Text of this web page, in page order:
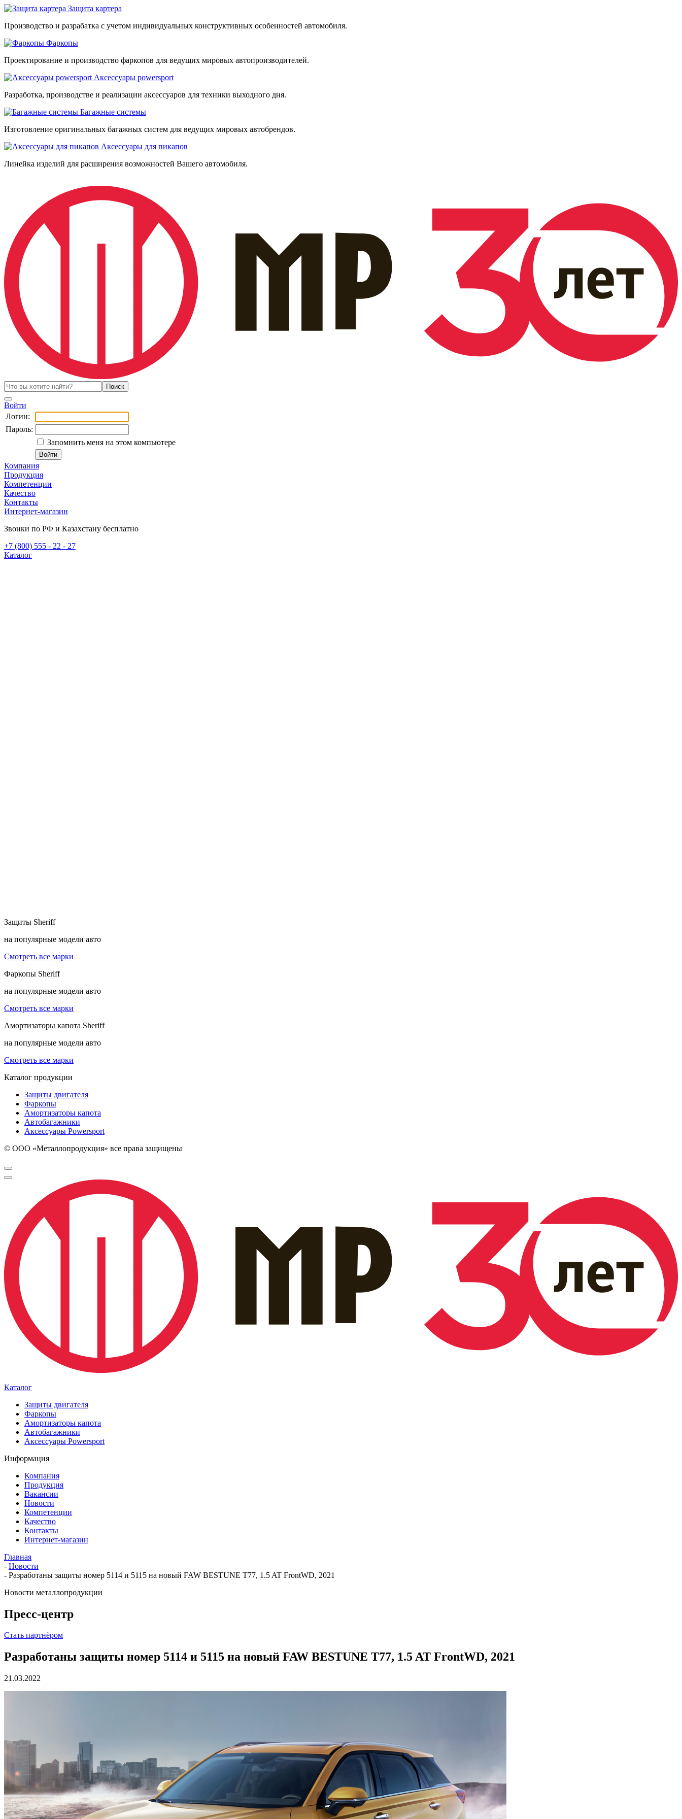
Защита картера
Производство и разрабатка с учетом индивидуальных конструктивных особенностей автомобиля.
Фаркопы
Проектирование и производство фаркопов для ведущих мировых автопроизводителей.
Аксессуары powersport
Разработка, производстве и реализации аксессуаров для техники выходного дня.
Багажные системы
Изготовление оригинальных багажных систем для ведущих мировых автобрендов.
Аксессуары для пикапов
Линейка изделий для расширения возможностей Вашего автомобиля.
Войти
Логин:
Пароль:
Запомнить меня на этом компьютере
Компания
Продукция
Компетенции
Качество
Контакты
Интернет-магазин
Звонки по РФ и Казахстану бесплатно
+7 (800) 555 - 22 - 27
Каталог
Защиты Sheriff
на популярные модели авто
Смотреть все марки
Фаркопы Sheriff
на популярные модели авто
Смотреть все марки
Амортизаторы капота Sheriff
на популярные модели авто
Смотреть все марки
Каталог продукции
Защиты двигателя
Фаркопы
Амортизаторы капота
Автобагажники
Аксессуары Powersport
© ООО «Металлопродукция» все права защищены
Каталог
Защиты двигателя
Фаркопы
Амортизаторы капота
Автобагажники
Аксессуары Powersport
Информация
Компания
Продукция
Вакансии
Новости
Компетенции
Качество
Контакты
Интернет-магазин
Главная
- Новости
- Разработаны защиты номер 5114 и 5115 на новый FAW BESTUNE T77, 1.5 AT FrontWD, 2021
Новости металлопродукции
Пресс-центр
Стать партнёром
Разработаны защиты номер 5114 и 5115 на новый FAW BESTUNE T77, 1.5 AT FrontWD, 2021
21.03.2022